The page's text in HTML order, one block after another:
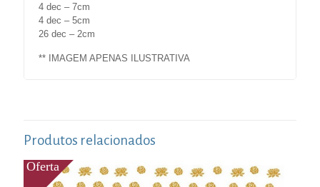
4 dec – 7cm
4 dec – 5cm
26 dec – 2cm
** IMAGEM APENAS ILUSTRATIVA
Produtos relacionados